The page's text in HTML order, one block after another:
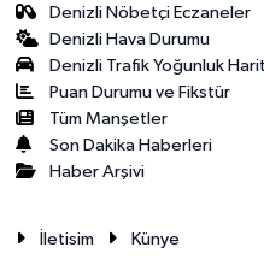
Denizli Nöbetçi Eczaneler
Denizli Hava Durumu
Denizli Trafik Yoğunluk
Puan Durumu ve Fikstür
Tüm Manşetler
Son Dakika Haberleri
Haber Arşivi
İletisim Künye